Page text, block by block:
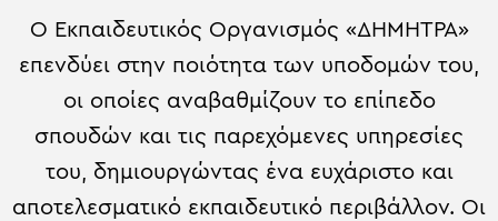
O Εκπαιδευτικός Οργανισμός «ΔΗΜΗΤΡΑ»
επενδύει στην ποιότητα των υποδομών του,
οι οποίες αναβαθμίζουν το επίπεδο
σπουδών και τις παρεχόμενες υπηρεσίες
του, δημιουργώντας ένα ευχάριστο και
αποτελεσματικό εκπαιδευτικό περιβάλλον. Οι